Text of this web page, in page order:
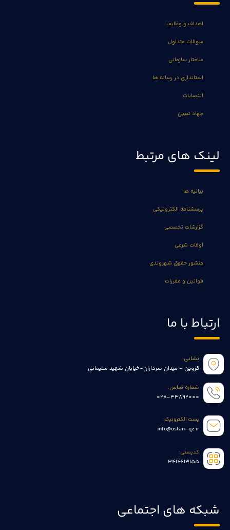
اهداف و وظایف
سوالات متداول
ساختار سازمانی
استانداری در رسانه ها
انتصابات
جهاد تبیین
لینک های مرتبط
بیانیه ها
پرسشنامه الکترونیکی
گزارشات تخصصی
اوقات شرعی
منشور حقوق شهروندی
قوانین و مقررات
ارتباط با ما
نشانی:
قزوین - میدان سرداران-خیابان شهید سلیمانی
شماره تماس:
028-33892000
پست الکترونیک:
info@ostan-qz.ir
کدپستی:
3414613155
شبکه های اجتماعی